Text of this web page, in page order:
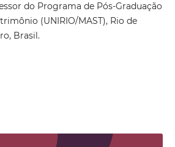
do Programa de Pós-Graduação
(UNIRIO/MAST), Rio de
Brasil.